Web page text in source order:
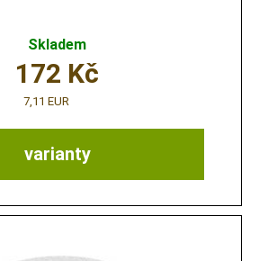
Skladem
varianty
172 Kč
7,11 EUR